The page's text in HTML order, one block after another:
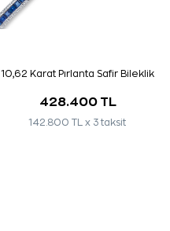
10,62 Karat Pırlanta Safir Bileklik
428.400 TL
142.800 TL x 3 taksit